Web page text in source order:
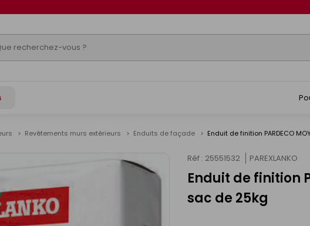
Revêtements murs extérieurs Enduits de façade Enduit de finition PARDECO
Réf : 25551532 PAREXLANKO
Enduit de finition
sac de 25kg